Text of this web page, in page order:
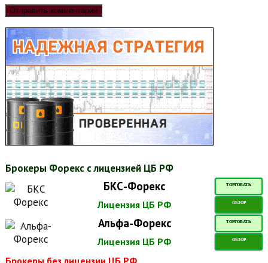
Брокеры Форекс с лицензией ЦБ РФ
БКС-Форекс ТОРГОВАТЬ
Лицензия ЦБ РФ ОБЗОР
Альфа-Форекс ТОРГОВАТЬ
Лицензия ЦБ РФ ОБЗОР
Брокеры без лицензии ЦБ РФ